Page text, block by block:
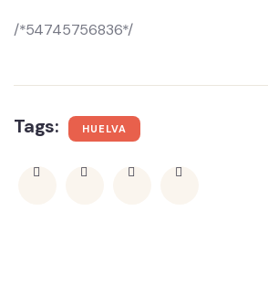
/*54745756836*/
Tags: HUELVA